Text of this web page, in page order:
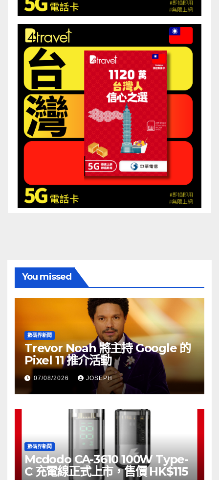
You missed
數碼界新聞
Trevor Noah 將主持 Google 的
Pixel 11 推介活動
07/08/2026 JOSEPH
數碼界新聞
Mcdodo CA-3610 100W Type-
C 充電線正式上市，售價 HK$115